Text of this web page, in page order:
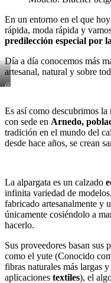
En un entorno en el que
rápida, moda rápida y
predilección especial por
Día a día conocemos más
artesanal, natural y sobre
@gabbyrucci
Es así como descubrimos la
con sede en Arnedo,
tradición en el mundo del
desde hace años, se crean
La alpargata es un calzado
infinita variedad de
fabricado artesanalmente y
únicamente cosiéndolo a
hacerlo.
Sus proveedores basan sus
como el yute (Conocido
fibras naturales más largas
aplicaciones textiles), el